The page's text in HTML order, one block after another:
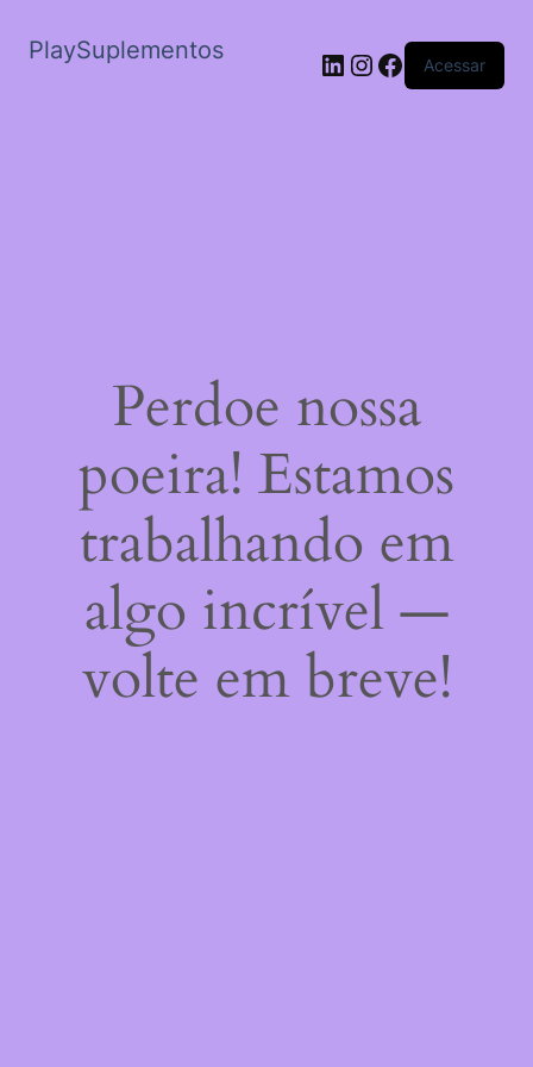
PlaySuplementos LinkedIn
Instagram
Facebook
Acessar
Perdoe nossa
poeira! Estamos
trabalhando em
algo incrível —
volte em breve!